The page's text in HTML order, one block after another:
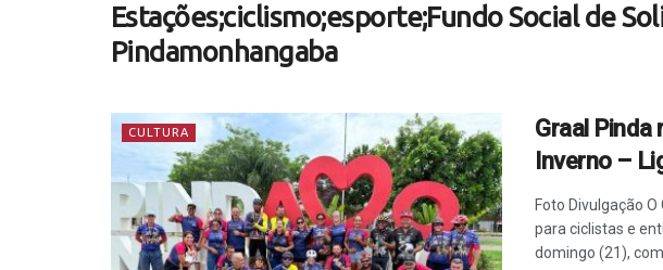
Estações;ciclismo;esporte;Fundo Social de
Pindamonhangaba
CULTURA
Graal Pinda
Inverno –
Foto Divulgação
para ciclistas e
domingo (21), com